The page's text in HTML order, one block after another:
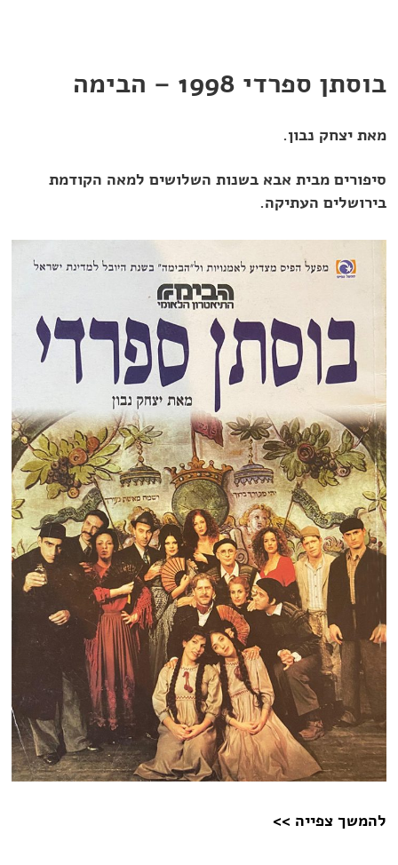
בוסתן ספרדי 1998 – הבימה
מאת יצחק נבון.
סיפורים מבית אבא בשנות השלושים למאה הקודמת
בירושלים העתיקה.
להמשך צפייה >>